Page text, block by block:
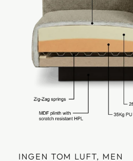
INGEN TOM LUFT, MEN